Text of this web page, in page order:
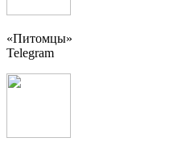
«Питомцы»
Telegram